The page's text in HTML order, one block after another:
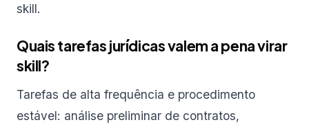
skill.
Quais tarefas jurídicas valem a pena virar
skill?
Tarefas de alta frequência e procedimento
estável: análise preliminar de contratos,